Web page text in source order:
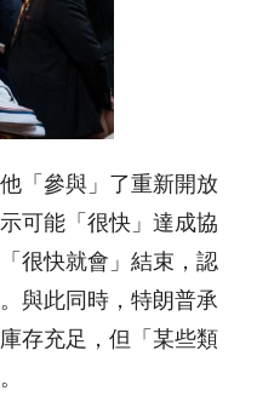
「參與」了重新開放
可能「很快」達成協
很快就會」結束，認
與此同時，特朗普承
存充足，但「某些類